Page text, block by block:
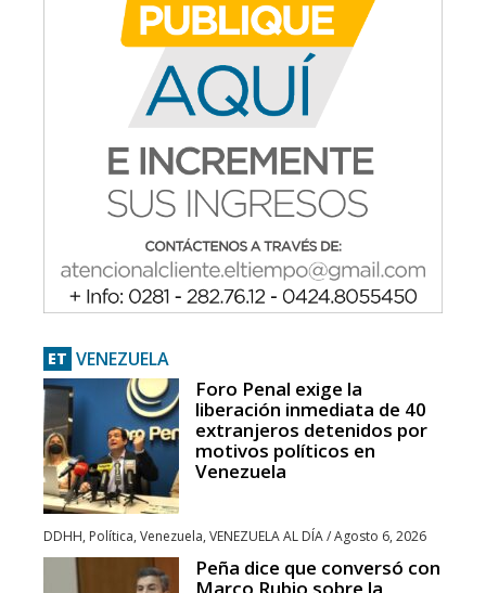
ET VENEZUELA
Foro Penal exige la
liberación inmediata de 40
extranjeros detenidos por
motivos políticos en
Venezuela
DDHH, Política, Venezuela, VENEZUELA AL DÍA/Agosto 6, 2026
Peña dice que conversó con
Marco Rubio sobre la